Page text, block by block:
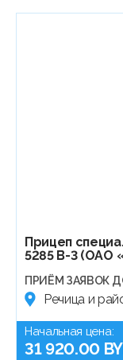
Прицеп
5285 В-3 (ОАО
ПРИЁМ ЗАЯВОК
Речица и
Начальная цена:
31 920.00